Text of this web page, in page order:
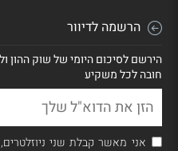
הרשמה לדיוור
הירשם לסיכום היומי של שוק ההון
חובה לכל משקיע
אני מאשר קבלת שני